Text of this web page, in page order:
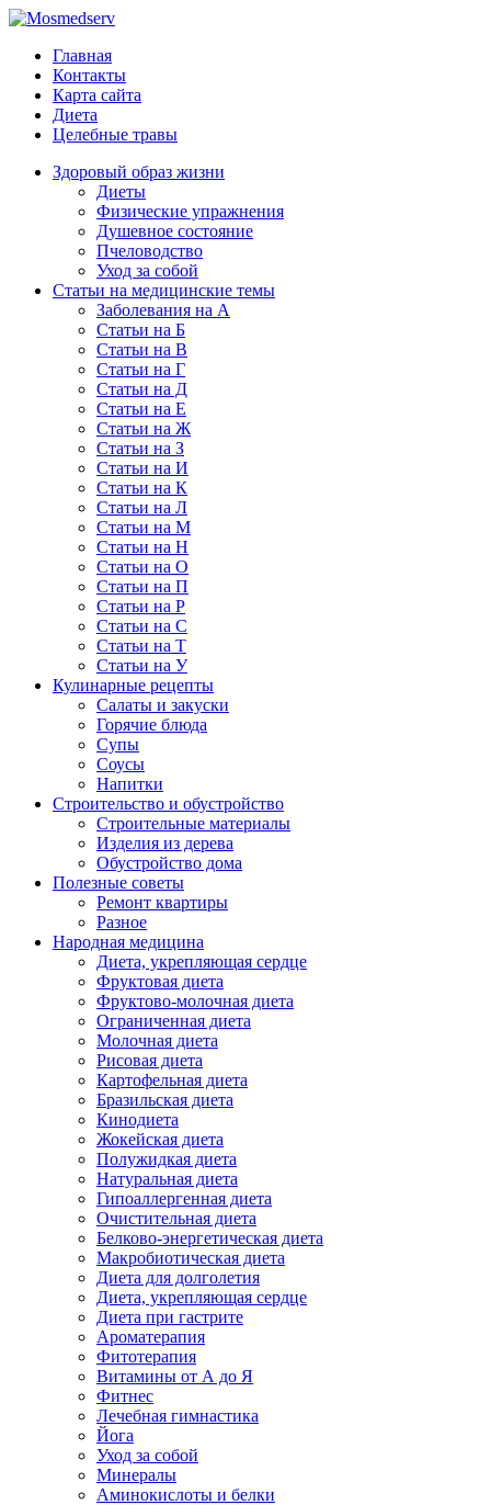
Главная
Контакты
Карта сайта
Диета
Целебные травы
Здоровый образ жизни
Диеты
Физические упражнения
Душевное состояние
Пчеловодство
Уход за собой
Статьи на медицинские темы
Заболевания на А
Статьи на Б
Статьи на В
Статьи на Г
Статьи на Д
Статьи на Е
Статьи на Ж
Статьи на З
Статьи на И
Статьи на К
Статьи на Л
Статьи на М
Статьи на Н
Статьи на О
Статьи на П
Статьи на Р
Статьи на С
Статьи на Т
Статьи на У
Кулинарные рецепты
Салаты и закуски
Горячие блюда
Супы
Соусы
Напитки
Строительство и обустройство
Строительные материалы
Изделия из дерева
Обустройство дома
Полезные советы
Ремонт квартиры
Разное
Народная медицина
Диета, укрепляющая сердце
Фруктовая диета
Фруктово-молочная диета
Ограниченная диета
Молочная диета
Рисовая диета
Картофельная диета
Бразильская диета
Кинодиета
Жокейская диета
Полужидкая диета
Натуральная диета
Гипоаллергенная диета
Очистительная диета
Белково-энергетическая диета
Макробиотическая диета
Диета для долголетия
Диета, укрепляющая сердце
Диета при гастрите
Ароматерапия
Фитотерапия
Витамины от А до Я
Фитнес
Лечебная гимнастика
Йога
Уход за собой
Минералы
Аминокислоты и белки